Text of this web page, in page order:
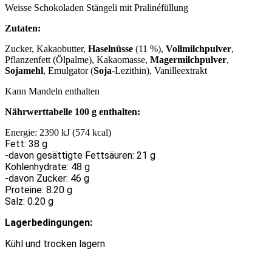
Weisse Schokoladen Stängeli mit Pralinéfüllung
Zutaten:
Zucker, Kakaobutter, Haselnüsse (11 %), Vollmilchpulver,
Pflanzenfett (Ölpalme), Kakaomasse, Magermilchpulver,
Sojamehl, Emulgator (Soja-Lezithin), Vanilleextrakt
Kann Mandeln enthalten
Nährwerttabelle 100 g enthalten:
Energie: 2390 kJ (574 kcal)
Fett: 38 g
-davon gesättigte Fettsäuren: 21 g
Kohlenhydrate: 48 g
-davon Zucker: 46 g
Proteine: 8.20 g
Salz: 0.20 g
Lagerbedingungen:
Kühl und trocken lagern